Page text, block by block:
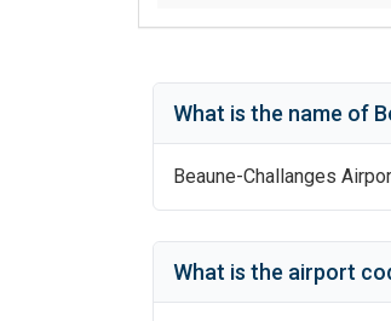
What is the name of
Beaune-Challanges
What is the airport